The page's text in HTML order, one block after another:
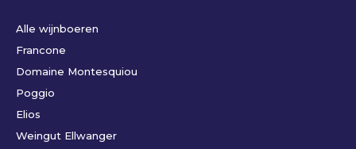
Alle wijnboeren
Francone
Domaine Montesquiou
Poggio
Elios
Weingut Ellwanger